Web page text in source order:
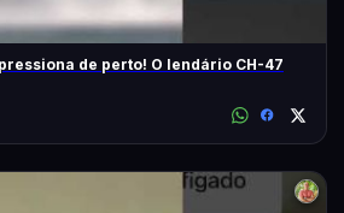
de perto! O lendário CH-47